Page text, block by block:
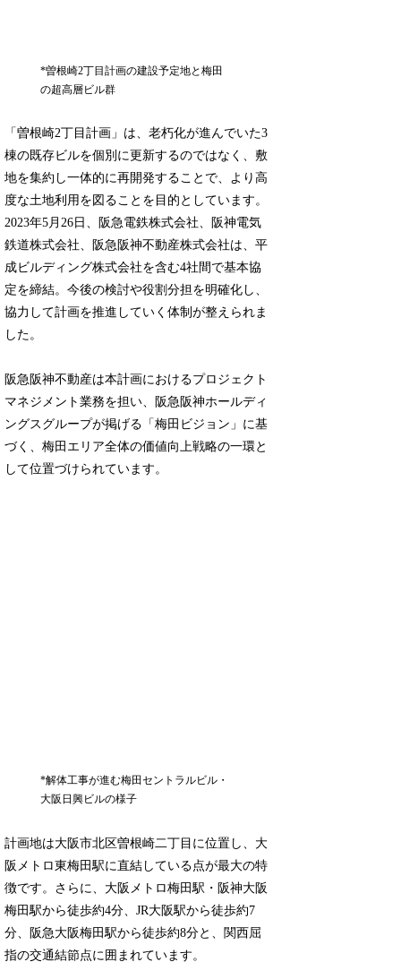
*曽根崎2丁目計画の建設予定地と梅田
の超高層ビル群
「曽根崎2丁目計画」は、老朽化が進んでいた3
棟の既存ビルを個別に更新するのではなく、敷
地を集約し一体的に再開発することで、より高
度な土地利用を図ることを目的としています。
2023年5月26日、阪急電鉄株式会社、阪神電気
鉄道株式会社、阪急阪神不動産株式会社は、平
成ビルディング株式会社を含む4社間で基本協
定を締結。今後の検討や役割分担を明確化し、
協力して計画を推進していく体制が整えられま
した。
阪急阪神不動産は本計画におけるプロジェクト
マネジメント業務を担い、阪急阪神ホールディ
ングスグループが掲げる「梅田ビジョン」に基
づく、梅田エリア全体の価値向上戦略の一環と
して位置づけられています。
*解体工事が進む梅田セントラルビル・
大阪日興ビルの様子
計画地は大阪市北区曽根崎二丁目に位置し、大
阪メトロ東梅田駅に直結している点が最大の特
徴です。さらに、大阪メトロ梅田駅・阪神大阪
梅田駅から徒歩約4分、JR大阪駅から徒歩約7
分、阪急大阪梅田駅から徒歩約8分と、関西屈
指の交通結節点に囲まれています。